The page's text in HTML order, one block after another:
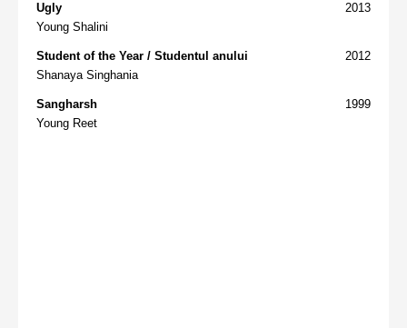
2013
Ugly
Young Shalini
2012
Student of the Year / Studentul anului
Shanaya Singhania
1999
Sangharsh
Young Reet